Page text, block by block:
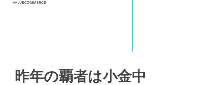
昨年の覇者は小金中